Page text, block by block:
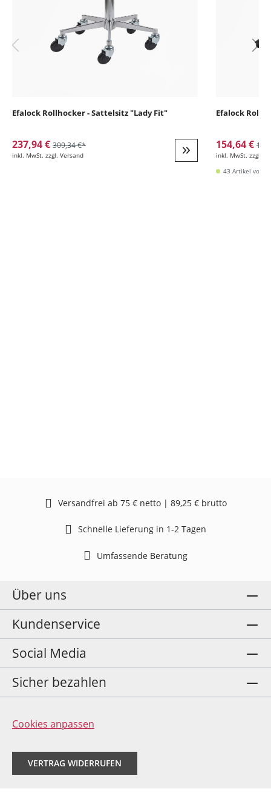
Efalock Rollhocker - Sattelsitz "Lady Fit"
237,94 € 309,34 €*
inkl. MwSt. zzgl. Versand Weiter zur Detail
Efalock
154,64 €
inkl. MwSt. zzgl.
43 Artikel
Versandfrei ab 75 € netto | 89,25 € brutto
Schnelle Lieferung in 1-2 Tagen
Umfassende Beratung
Über uns
Kundenservice
Social Media
Sicher bezahlen
Cookies anpassen
VERTRAG WIDERRUFEN